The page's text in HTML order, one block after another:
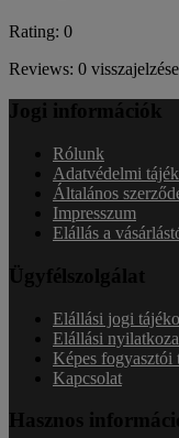
Rating: 0
Reviews: 0
Jogi információk
Rólunk
Adatvédelmi
Általános
Impresszum
Elállás a
Ügyfélszolgálat
Elállási jogi
Elállási
Képes fogyasztói
Kapcsolat
Hasznos